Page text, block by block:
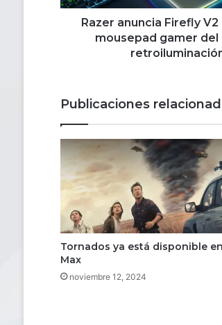
gamer
Razer anuncia Firefly
mousepad gamer del
Publicaciones
Tornados ya está disponible en
Max
noviembre 12, 2024